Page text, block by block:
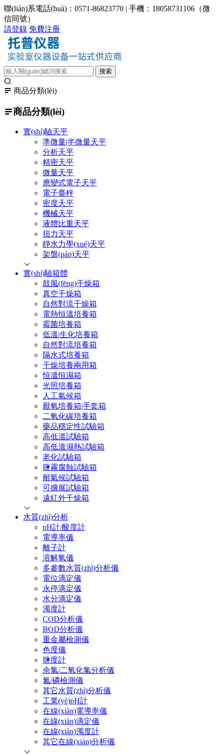
聯(lián)系電話(huà)：0571-86823770 | 手機：18058731106（微
信同號）
請登錄 免費注冊
商品分類(lèi)
商品分類(lèi)
實(shí)驗天平
準微量|半微量天平
分析天平
精密天平
微量天平
應變式電子天平
電子臺秤
密度天平
機械天平
液體比重天平
扭力天平
靜水力學(xué)天平
架盤(pán)天平
實(shí)驗箱體
鼓風(fēng)干燥箱
真空干燥箱
自然對流干燥箱
電熱恒溫培養箱
霉菌培養箱
低溫|生化培養箱
自然對流培養箱
隔水式培養箱
干燥培養兩用箱
恒溫恒濕箱
光照培養箱
人工氣候箱
厭氧培養箱|手套箱
二氧化碳培養箱
藥品穩定性試驗箱
高低溫試驗箱
高低溫濕熱試驗箱
老化試驗箱
鹽霧腐蝕試驗箱
耐氣候試驗箱
可擴展試驗箱
遠紅外干燥箱
水質(zhì)分析
pH計/酸度計
電導率儀
離子計
溶解氧儀
多參數水質(zhì)分析儀
電位滴定儀
永停滴定儀
水分滴定儀
濁度計
COD分析儀
BOD分析儀
重金屬檢測儀
色度儀
鹽度計
余氯/二氧化氯分析儀
氮/磷檢測儀
其它水質(zhì)分析儀
工業(yè)pH計
在線(xiàn)電導率儀
在線(xiàn)滴定儀
在線(xiàn)濁度計
其它在線(xiàn)分析儀